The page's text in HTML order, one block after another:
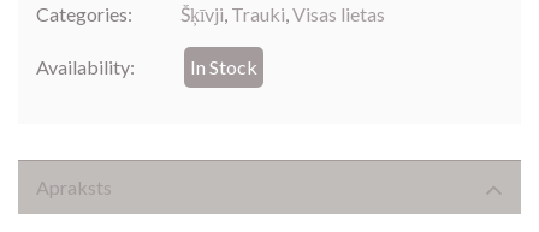
Categories: Šķīvji, Trauki,Visas lietas
Availability: In Stock
Apraksts